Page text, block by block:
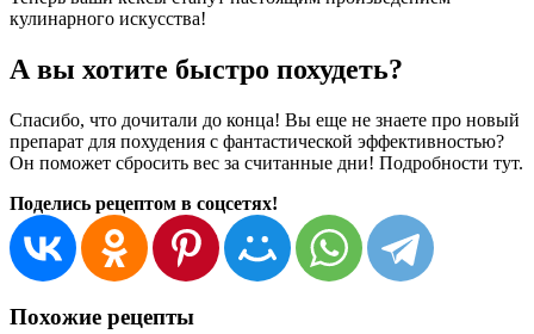
кулинарного искусства!
А вы хотите быстро похудеть?
Спасибо, что дочитали до конца! Вы еще не знаете про новый
препарат для похудения с фантастической эффективностью?
Он поможет сбросить вес за считанные дни! Подробности тут.
Поделись рецептом в соцсетях!
Похожие рецепты